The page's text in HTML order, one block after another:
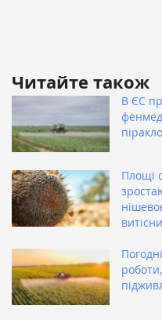
Читайте також
В ЄС
Площі